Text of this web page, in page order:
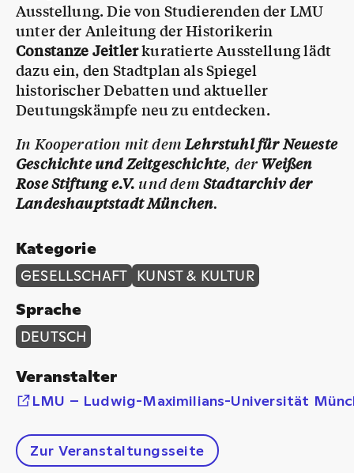
Ausstellung. Die von Studierenden der LMU
unter der Anleitung der Historikerin
Constanze Jeitlerkuratierte Ausstellung lädt
dazu ein, den Stadtplan als Spiegel
historischer Debatten und aktueller
Deutungskämpfe neu zu entdecken.
In Kooperation mit demLehrstuhl für Neueste
Geschichte und Zeitgeschichte, der Weißen
Rose Stiftung e.V. und dem Stadtarchiv der
Landeshauptstadt München.
Kategorie
GESELLSCHAFT KUNST & KULTUR
Sprache
DEUTSCH
Veranstalter
LMU – Ludwig-Maximilians-Universität
Zur Veranstaltungsseite